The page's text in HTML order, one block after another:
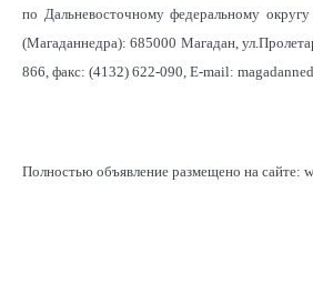
по Дальневосточному федеральному
(Магаданнедра): 685000 Магадан,
866, факс: (4132) 622-090, E-mail:
Полностью объявление размещено на сайте: